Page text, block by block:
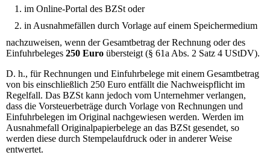
im Online-Portal des BZSt oder
in Ausnahmefällen durch Vorlage auf einem Speichermedium
nachzuweisen, wenn der Gesamtbetrag der Rechnung oder des
Einfuhrbeleges 250 Euro übersteigt (§ 61a Abs. 2 Satz 4 UStDV).
D. h., für Rechnungen und Einfuhrbelege mit einem Gesamtbetrag
von bis einschließlich 250 Euro entfällt die Nachweispflicht im
Regelfall. Das BZSt kann jedoch vom Unternehmer verlangen,
dass die Vorsteuerbeträge durch Vorlage von Rechnungen und
Einfuhrbelegen im Original nachgewiesen werden. Werden im
Ausnahmefall Originalpapierbelege an das BZSt gesendet, so
werden diese durch Stempelaufdruck oder in anderer Weise
entwertet.